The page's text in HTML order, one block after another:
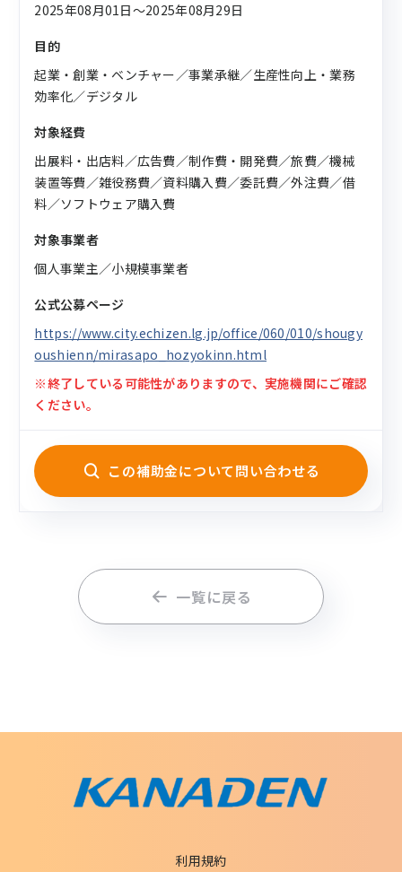
2025年08月01日〜2025年08月29日
目的
起業・創業・ベンチャー／事業承継／生産性向上・業務
効率化／デジタル
対象経費
出展料・出店料／広告費／制作費・開発費／旅費／機械
装置等費／雑役務費／資料購入費／委託費／外注費／借
料／ソフトウェア購入費
対象事業者
個人事業主／小規模事業者
公式公募ページ
https://www.city.echizen.lg.jp/office/060/010/shougy
oushienn/mirasapo_hozyokinn.html
※終了している可能性がありますので、実施機関にご確認
ください。
この補助金について問い合わせる
一覧に戻る
利用規約